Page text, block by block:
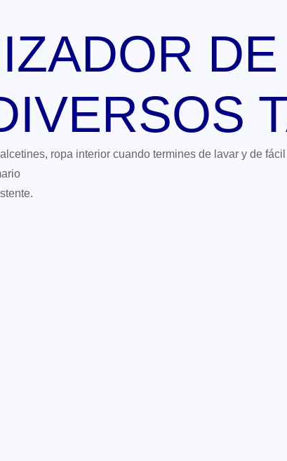
ropa interior cuando termines de lavar y de